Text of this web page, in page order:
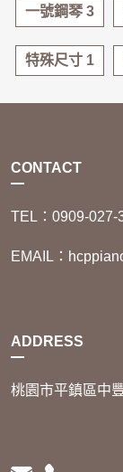
一號鋼琴 3
特殊尺寸 1
CONTACT
TEL：0909-027-
EMAIL：
ADDRESS
桃園市平鎮區中